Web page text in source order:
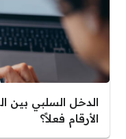
الدخل السلبي بين
الأرقام فعلاً؟